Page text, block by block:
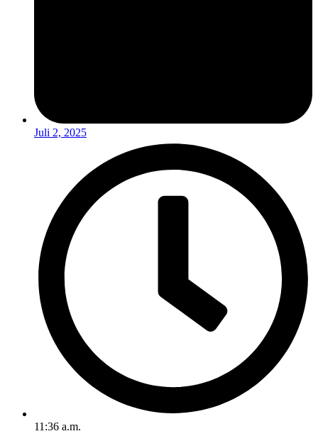
Juli 2, 2025
11:36 a.m.